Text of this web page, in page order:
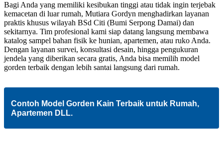
Bagi Anda yang memiliki kesibukan tinggi atau tidak ingin terjebak
kemacetan di luar rumah, Mutiara Gordyn menghadirkan layanan
praktis khusus wilayah BSd Citi (Bumi Serpong Damai) dan
sekitarnya. Tim profesional kami siap datang langsung membawa
katalog sampel bahan fisik ke hunian, apartemen, atau ruko Anda.
Dengan layanan survei, konsultasi desain, hingga pengukuran
jendela yang diberikan secara gratis, Anda bisa memilih model
gorden terbaik dengan lebih santai langsung dari rumah.
Contoh Model Gorden Kain Terbaik untuk Rumah,
Apartemen DLL.